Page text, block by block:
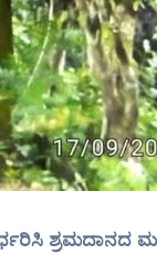
ಶ್ರಮದಾನದ